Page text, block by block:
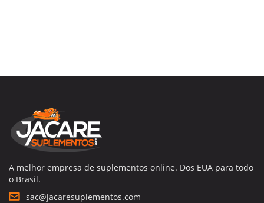
A melhor empresa de suplementos online. Dos EUA para todo
o Brasil.
sac@jacaresuplementos.com